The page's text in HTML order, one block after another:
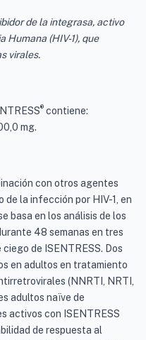
de la integrasa, activo
Humana (HIV-1), que
virales.
® contiene:
mg.
con otros agentes
la infección por HIV-1, en
basa en los análisis de los
48 semanas en tres
de ISENTRESS. Dos
en adultos en tratamiento
(NNRTI, NRTI,
adultos naïve de
activos con ISENTRESS
de respuesta al